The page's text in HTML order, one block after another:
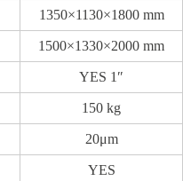
1350×1130×1800 mm
1500×1330×2000 mm
YES 1″
150 kg
20μm
YES